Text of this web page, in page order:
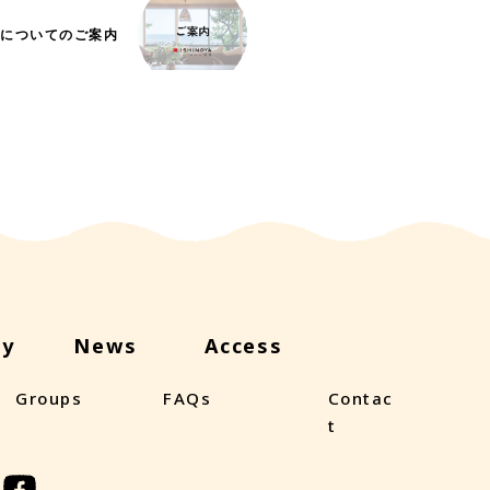
ついてのご案内
News Access
Groups FAQs
Contac
t